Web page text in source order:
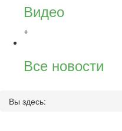
Видео
+
Все новости
Вы здесь: